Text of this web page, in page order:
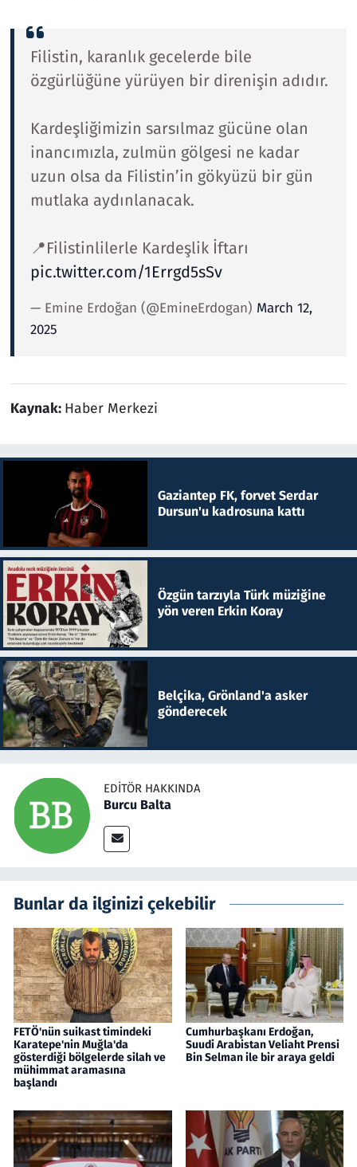
Filistin, karanlık gecelerde bile
özgürlüğüne yürüyen bir direnişin adıdır.
Kardeşliğimizin sarsılmaz gücüne olan
inancımızla, zulmün gölgesi ne kadar
uzun olsa da Filistin’in gökyüzü bir gün
mutlaka aydınlanacak.
📍Filistinlilerle Kardeşlik İftarı
pic.twitter.com/1Errgd5sSv
— Emine Erdoğan (@EmineErdogan) March 12,
2025
Kaynak: Haber Merkezi
Gaziantep FK, forvet Serdar
Dursun'u kadrosuna kattı
Özgün tarzıyla Türk müziğine
yön veren Erkin Koray
Belçika, Grönland'a asker
gönderecek
EDITÖR HAKKINDA
Burcu Balta
Bunlar da ilginizi çekebilir
FETÖ'nün suikast timindeki
Karatepe'nin Muğla'da
gösterdiği bölgelerde silah ve
mühimmat aramasına
başlandı
Cumhurbaşkanı Erdoğan,
Suudi Arabistan Veliaht Prensi
Bin Selman ile bir araya geldi